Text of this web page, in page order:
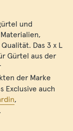
und
Das 3 x L
Gürtel aus der
der Marke
Exclusive auch
,
.